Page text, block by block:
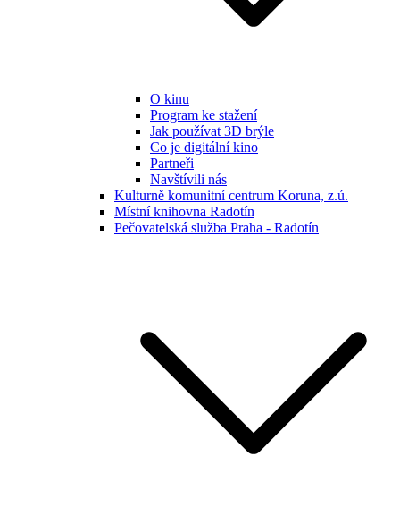
O kinu
Program ke stažení
Jak používat 3D brýle
Co je digitální kino
Partneři
Navštívili nás
Kulturně komunitní centrum Koruna, z.ú.
Místní knihovna Radotín
Pečovatelská služba Praha - Radotín